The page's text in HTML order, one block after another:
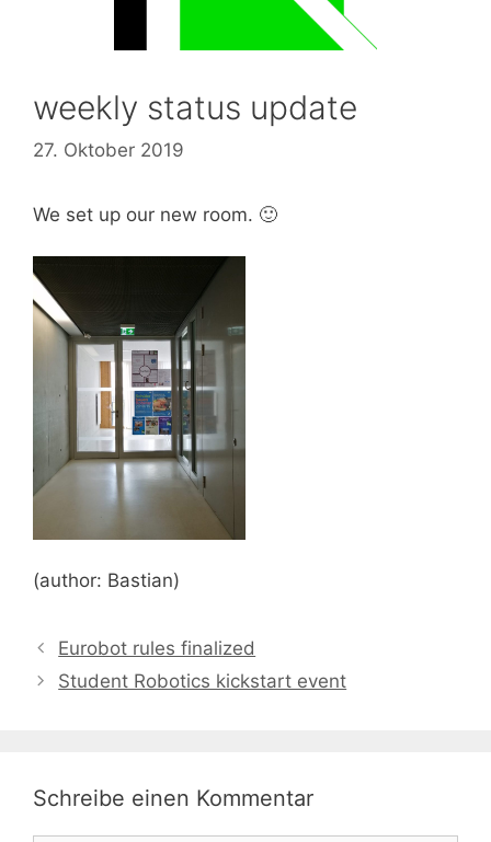
weekly status update
27. Oktober 2019
We set up our new room. 🙂
(author: Bastian)
Eurobot rules finalized
Student Robotics kickstart event
Schreibe einen Kommentar